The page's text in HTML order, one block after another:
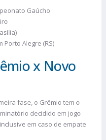
Gaúcho
Porto Alegre (RS)
x Novo
fase, o Grêmio tem o
decidido em jogo
em caso de empate